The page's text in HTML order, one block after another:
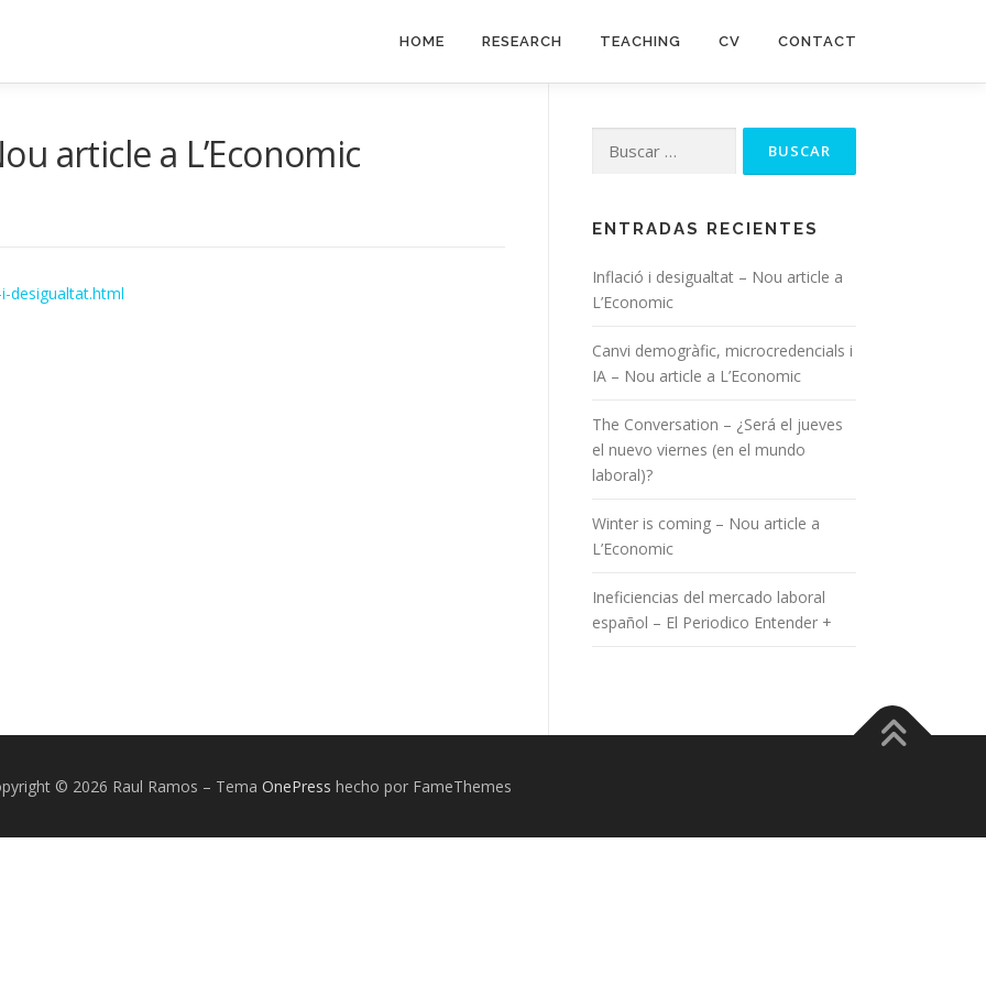
HOME RESEARCH TEACHING CV CONTACT
article a L’Economic
desigualtat.html
ENTRADAS RECIENTES
Inflació i desigualtat – Nou article a
L’Economic
Canvi demogràfic, microcredencials i
IA – Nou article a L’Economic
The Conversation – ¿Será el jueves
el nuevo viernes (en el mundo
laboral)?
Winter is coming – Nou article a
L’Economic
Ineficiencias del mercado laboral
español – El Periodico Entender +
© 2026 Raul Ramos – Tema OnePress hecho por FameThemes